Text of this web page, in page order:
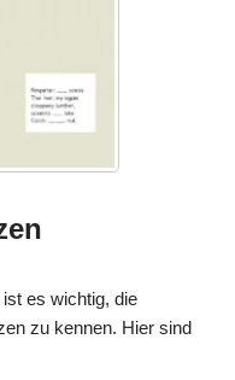
es wichtig, die
zu kennen. Hier sind